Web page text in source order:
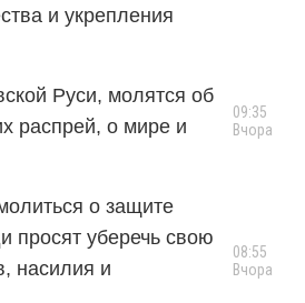
и укрепления
Руси, молятся об
распрей, о мире и
о защите
уберечь свою
насилия и
09:35
Вчора
08:55
Вчора